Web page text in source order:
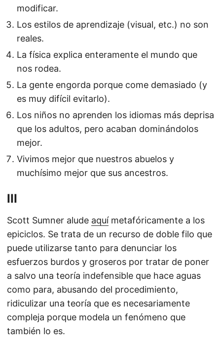
modificar.
Los estilos de aprendizaje (visual, etc.) no son
reales.
La física explica enteramente el mundo que
nos rodea.
La gente engorda porque come demasiado (y
es muy difícil evitarlo).
Los niños no aprenden los idiomas más deprisa
que los adultos, pero acaban dominándolos
mejor.
Vivimos mejor que nuestros abuelos y
muchísimo mejor que sus ancestros.
III
Scott Sumner alude aquímetafóricamente a los
epiciclos. Se trata de un recurso de doble filo que
puede utilizarse tanto para denunciar los
esfuerzos burdos y groseros por tratar de poner
a salvo una teoría indefensible que hace aguas
como para, abusando del procedimiento,
ridiculizar una teoría que es necesariamente
compleja porque modela un fenómeno que
también lo es.